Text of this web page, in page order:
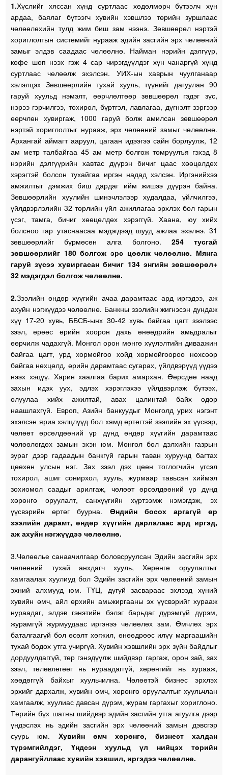
1.Хүслийг хяссан хүнд суртлаас хөдөлмөрч бүтээлч хүн
ардаа, баялаг бүтээгч хувийн хэвшлээ төрийн зуршлаас
чөлөөлөхийн тулд жим биш зам нээнэ. Зөвшөөрөл нэртэй
хориглолтын системийг нурааж эдийн засгийн эрх чөлөөний
замыг элдэв саадаас чөлөөлнө. Найман нэрийн дэлгүүр,
кофе шоп нээх гэж 4 сар чирэгдүүлдэг хүн чанаргүй хүнд
суртлаас чөлөөлж эхэлсэн. УИХ-ын хаврын чуулганаар
хэлэлцэх Зөвшөөрлийн тухай хууль, түүнийг дагуулан 90
гаруй хуульд нэмэлт, өөрчлөлтөөр зөвшөөрөл гэдэг зүс,
нэрээ гэрчилгээ, тохирол, бүртгэл, лавлагаа, дүгнэлт зэргээр
өөрчлөн хувиргаж, 1000 гаруй болж амилсан зөвшөөрөл
нэртэй хориглолтыг нурааж, эрх чөлөөний замыг чөлөөлнө.
Архангай аймагт ааруул, цагаан идээгээ сайн борлуулж, 12
ам метр талбайгаа 45 ам метр болгож томруулъя гэхэд 8
нэрийн дэлгүүрийн хавтас дүүрэн бичиг цаас хөөцөлдөх
хэрэгтэй болсон тухайгаа иргэн надад хэлсэн. Иргэнийхээ
амжилтыг дэмжих биш дардаг ийм жишээ дүүрэн байна.
Зөвшөөрлийн хуулийн шинэчлэлээр худалдаа, үйлчилгээ,
үйлдвэрлэлийн 32 төрлийн үйл ажиллагаа эрхлэх бол гарын
үсэг, тамга, бичиг хөөцөлдөх хэрэггүй. Хаана, юу хийх
болсноо гар утаснаасаа мэдэгдээд шууд ажлаа эхэлнэ. 31
зөвшөөрлийг бүрмөсөн алга болгоно. 254 тусгай
зөвшөөрлийг 180 болгож эрс цөөлж чөлөөлнө. Мянга
гаруй зүсээ хувиргасан бичиг 134 энгийн зөвшөөрөл+
32 мэдэгдэл болгож чөлөөлнө.
2.Зээлийн өндөр хүүгийн ачаа дарамтаас ард иргэдээ, аж
ахуйн нэгжүүдээ чөлөөлнө. Банкны зээлийн жигнэсэн дундаж
хүү 17-20 хувь, ББСБ-ынх 30-42 хувь байгаа цагт зээлээс
зээл, өрөөс өрийн хоорон дахь өнөөдрийн амьдралыг
өөрчилж чадахгүй. Монгол орон мөнгө хүүлэлтийн диваажин
байгаа цагт, урд хормойгоо хойд хормойгоороо нөхсөөр
байгаа нөхцөлд, өрийн дарамтаас сугарах, үйлдвэрүүд үүдээ
нээх хэцүү. Харин хаалгаа барих амархан. Өөрсдөө наад
захын идэх уух, эдлэх хэрэглэхээ үйлдвэрлэж бүтээх,
олуулаа хийх ажилтай, авах цалинтай байх өдөр
наашлахгүй. Европ, Азийн банкуудыг Монголд урих нэгэнт
эхэлсэн яриа хэлцлүүд бол хямд өртөгтэй зээлийн эх үүсвэр,
чөлөөт өрсөлдөөний үр дүнд өндөр хүүгийн дарамтаас
чөлөөлөгдөх замын эхэн юм. Монгол бол дэлхийн газрын
зураг дээр гадаадын банкгүй гарын таван хуруунд багтах
цөөхөн улсын нэг. Зах зээл дэх цөөн тоглогчийн үгсэл
тохирол, ашиг сонирхол, хууль, журмаар тавьсан хиймэл
зохиомол саадыг арилгаж, чөлөөт өрсөлдөөний үр дүнд
хөрөнгө оруулалт, санхүүгийн хүртээмж нэмэгдэж, эх
үүсвэрийн өртөг буурна. Өндийн босох аргагүй өр
зээлийн дарамт, өндөр хүүгийн дарлалаас ард иргэд,
аж ахуйн нэгжүүдээ чөлөөлнө.
3.Чөлөөлье санаачилгаар боловсруулсан Эдийн засгийн эрх
чөлөөний тухай анхдагч хууль, Хөрөнгө оруулалтыг
хамгаалах хуулиуд бол Эдийн засгийн эрх чөлөөний замын
эхний алхмууд юм. ТҮЦ, дугуй засвараас эхлээд хүний
хувийн өмч, айл өрхийн амьжиргааны эх үүсвэрийг хурааж
нураадаг, элдэв гэнэтийн бэлэг барьдаг дүрэмгүй дүрэм,
журамгүй журмуудаас иргэнээ чөлөөлөх зам. Өмчлөх эрх
баталгаагүй бол өсөлт хөгжил, өнөөдрөөс илүү маргаашийн
тухай бодох утга учиргүй. Хувийн хэвшлийн эрх зүйн байдлыг
дордуулдаггүй, төр гэнэдүүлж шийдвэр гаргаж, орон зай, зах
зээл, төлөвлөгөөг нь нураадаггүй, хөрөнгийг нь хурааж,
хөөдөггүй байхыг хуульчилна. Чөлөөтэй бизнес эрхлэх
эрхийг дархалж, хувийн өмч, хөрөнгө оруулалтыг хуульчлан
хамгаалж, хуулиас давсан дүрэм, журам гаргахыг хориглоно.
Төрийн бүх шатны шийдвэр эдийн засгийн утга агуулга дээр
үндэслэх нь эдийн засгийн эрх чөлөөний замын дэвсгэр
суурь юм. Хувийн өмч хөрөнгө, бизнест халдан
түрэмгийлдэг, Үндсэн хуульд үл нийцэх төрийн
дарангуйллаас хувийн хэвшил, иргэдээ чөлөөлнө.